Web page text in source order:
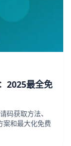
2025最全免
码获取方法、
案和最大化免费